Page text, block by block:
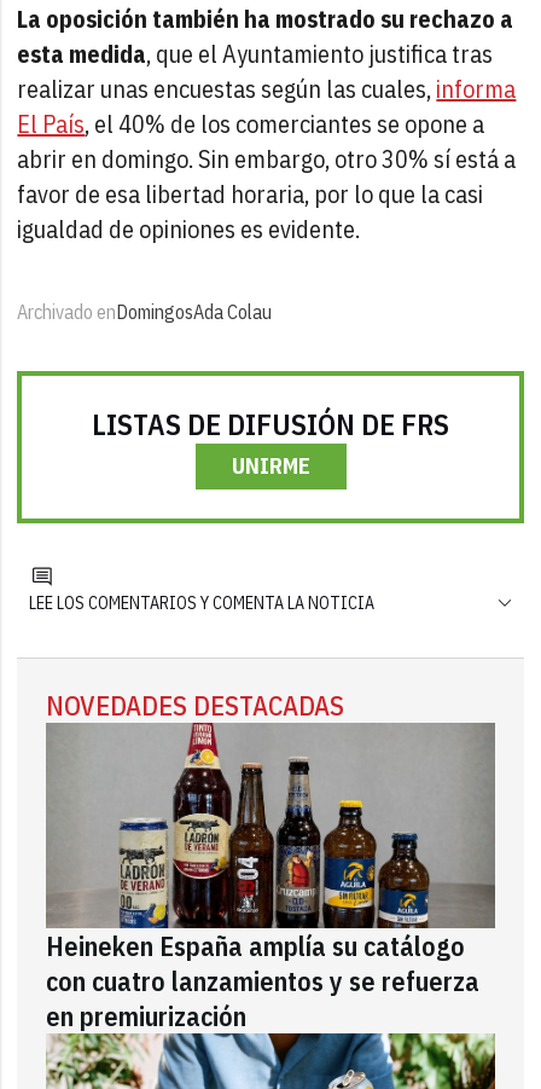
La oposición también ha mostrado su rechazo a
esta medida, que el Ayuntamiento justifica tras
realizar unas encuestas según las cuales,informa
El País, el 40% de los comerciantes se opone a
abrir en domingo. Sin embargo, otro 30% sí está a
favor de esa libertad horaria, por lo que la casi
igualdad de opiniones es evidente.
Archivado enDomingosAda Colau
LISTAS DE DIFUSIÓN DE FRS
UNIRME
LEE LOS COMENTARIOS Y COMENTA LA NOTICIA
NOVEDADES DESTACADAS
Heineken España amplía su catálogo
con cuatro lanzamientos y se refuerza
en premiurización